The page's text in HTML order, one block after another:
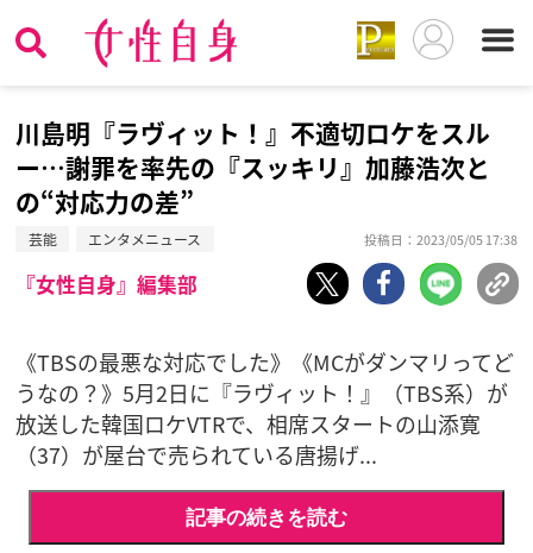
川島明『ラヴィット！』不適切ロケをスル
ー…謝罪を率先の『スッキリ』加藤浩次と
の“対応力の差”
芸能 エンタメニュース 投稿日：2023/05/05 17:38
『女性自身』編集部
《TBSの最悪な対応でした》《MCがダンマリってど
うなの？》5月2日に『ラヴィット！』（TBS系）が
放送した韓国ロケVTRで、相席スタートの山添寛
（37）が屋台で売られている唐揚げ...
記事の続きを読む